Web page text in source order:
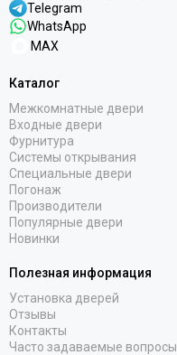
Telegram
WhatsApp
MAX
Каталог
Межкомнатные двери
Входные двери
Фурнитура
Системы открывания
Специальные двери
Погонаж
Производители
Популярные двери
Новинки
Полезная информация
Установка дверей
Отзывы
Контакты
Часто задаваемые вопросы